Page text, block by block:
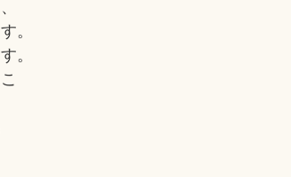
。
。